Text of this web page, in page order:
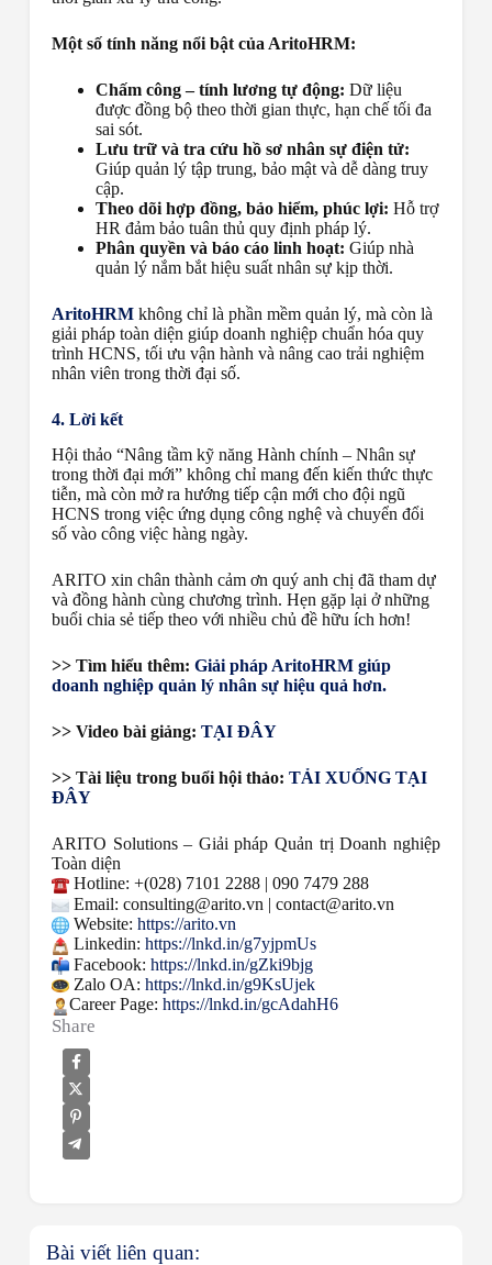
Một số tính năng nổi bật của AritoHRM:
Chấm công – tính lương tự động: Dữ liệu
được đồng bộ theo thời gian thực, hạn chế tối đa
sai sót.
Lưu trữ và tra cứu hồ sơ nhân sự điện tử:
Giúp quản lý tập trung, bảo mật và dễ dàng truy
cập.
Theo dõi hợp đồng, bảo hiểm, phúc lợi: Hỗ trợ
HR đảm bảo tuân thủ quy định pháp lý.
Phân quyền và báo cáo linh hoạt: Giúp nhà
quản lý nắm bắt hiệu suất nhân sự kịp thời.
AritoHRMkhông chỉ là phần mềm quản lý, mà còn là
giải pháp toàn diện giúp doanh nghiệp chuẩn hóa quy
trình HCNS, tối ưu vận hành và nâng cao trải nghiệm
nhân viên trong thời đại số.
4. Lời kết
Hội thảo “Nâng tầm kỹ năng Hành chính – Nhân sự
trong thời đại mới” không chỉ mang đến kiến thức thực
tiễn, mà còn mở ra hướng tiếp cận mới cho đội ngũ
HCNS trong việc ứng dụng công nghệ và chuyển đổi
số vào công việc hàng ngày.
ARITO xin chân thành cảm ơn quý anh chị đã tham dự
và đồng hành cùng chương trình. Hẹn gặp lại ở những
buổi chia sẻ tiếp theo với nhiều chủ đề hữu ích hơn!
>> Tìm hiểu thêm: Giải pháp AritoHRM giúp
doanh nghiệp quản lý nhân sự hiệu quả hơn.
>> Video bài giảng: TẠI ĐÂY
>> Tài liệu trong buổi hội thảo: TẢI XUỐNG TẠI
ĐÂY
ARITO Solutions – Giải pháp Quản trị Doanh nghiệp
Toàn diện
Hotline: +(028) 7101 2288 | 090 7479 288
Email: consulting@arito.vn | contact@arito.vn
Website: https://arito.vn
Linkedin: https://lnkd.in/g7yjpmUs
Facebook: https://lnkd.in/gZki9bjg
Zalo OA: https://lnkd.in/g9KsUjek
Career Page: https://lnkd.in/gcAdahH6
Share
Bài viết liên quan: